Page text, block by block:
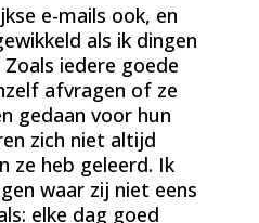
e-mails ook, en
als ik dingen
iedere goede
afvragen of ze
gedaan voor hun
zich niet altijd
ze heb geleerd. Ik
waar zij niet eens
elke dag goed